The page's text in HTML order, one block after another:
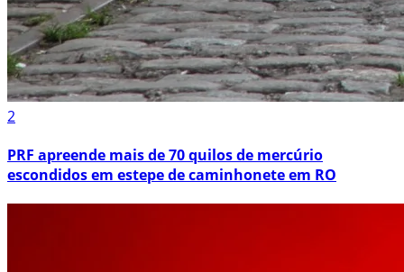
2
PRF apreende mais de 70 quilos de mercúrio
escondidos em estepe de caminhonete em RO